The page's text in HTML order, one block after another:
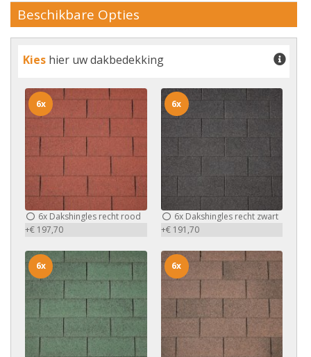
Beschikbare Opties
Kies hier uw dakbedekking
6x Dakshingles recht rood
+€ 197,70
6x
6xDakshingles recht zwart
+€ 191,70
6x
6x 6x